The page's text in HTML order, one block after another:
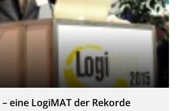
eine LogiMAT der Rekorde